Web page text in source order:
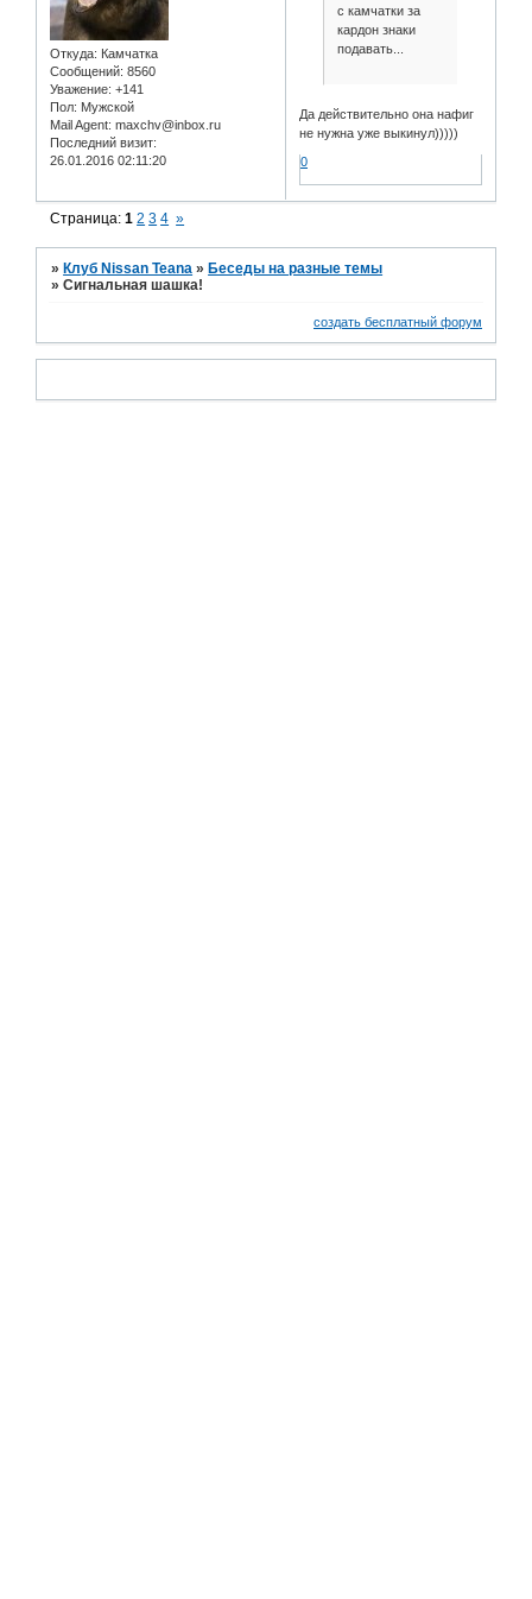
Откуда: Камчатка
Сообщений: 8560
Уважение: +141
Пол: Мужской
Mail Agent: maxchv@inbox.ru
Последний визит:
26.01.2016 02:11:20
с камчатки за
кардон знаки
подавать...
Да действительно она нафиг
не нужна уже выкинул)))))
0
Страница:1 2 3 4 »
»Клуб Nissan Teana »Беседы на разные темы
»Сигнальная шашка!
создать бесплатный форум